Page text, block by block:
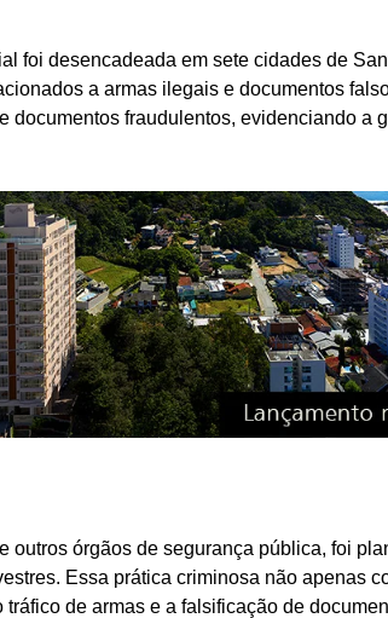
foi desencadeada em sete cidades de
a armas ilegais e documentos
documentos fraudulentos, evidenciando a
outros órgãos de segurança pública, foi
Essa prática criminosa não apenas
de armas e a falsificação de